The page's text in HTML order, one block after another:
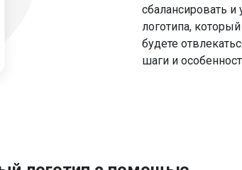
сбалансировать
логотипа,
будете
шаги и